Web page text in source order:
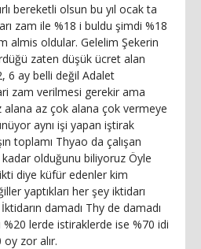
bereketli olsun bu yıl ocak ta
zam ile %18 i buldu şimdi %18
almis oldular. Gelelim Şekerin
zaten düşük ücret alan
6 ay belli değil Adalet
zam verilmesi gerekir ama
az çok alana çok vermeye
aynı işi yapan iştirak
toplamı Thyao da çalışan
olduğunu biliyoruz Öyle
diye küfür edenler kim
yaptıkları her şey iktidarı
damadı Thy de damadı
lerde istiraklerde ise %70 idi
zor alır.